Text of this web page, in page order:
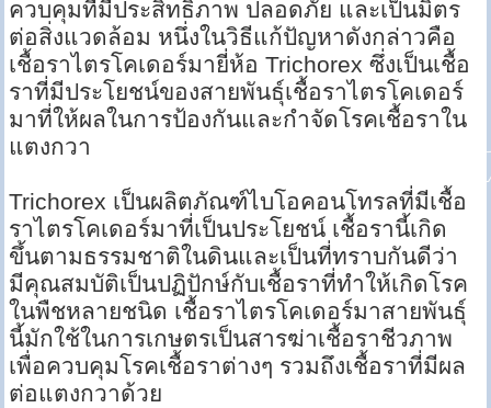
ควบคุมที่มีประสิทธิภาพ ปลอดภัย และเป็นมิตร
ต่อสิ่งแวดล้อม หนึ่งในวิธีแก้ปัญหาดังกล่าวคือ
เชื้อราไตรโคเดอร์มายี่ห้อ Trichorex ซึ่งเป็นเชื้อ
ราที่มีประโยชน์ของสายพันธุ์เชื้อราไตรโคเดอร์
มาที่ให้ผลในการป้องกันและกำจัดโรคเชื้อราใน
แตงกวา
Trichorex เป็นผลิตภัณฑ์ไบโอคอนโทรลที่มีเชื้อ
ราไตรโคเดอร์มาที่เป็นประโยชน์ เชื้อรานี้เกิด
ขึ้นตามธรรมชาติในดินและเป็นที่ทราบกันดีว่า
มีคุณสมบัติเป็นปฏิปักษ์กับเชื้อราที่ทำให้เกิดโรค
ในพืชหลายชนิด เชื้อราไตรโคเดอร์มาสายพันธุ์
นี้มักใช้ในการเกษตรเป็นสารฆ่าเชื้อราชีวภาพ
เพื่อควบคุมโรคเชื้อราต่างๆ รวมถึงเชื้อราที่มีผล
ต่อแตงกวาด้วย